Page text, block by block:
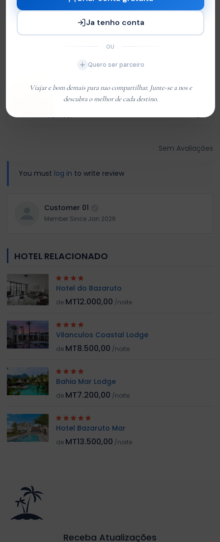
Not rated
Com base em 0 review
Ruim
Terrível
0
Sem Avaliações
You must log in to write review
Customer 01
Member Since Jan 2026
HOTEL RELACIONADO
Hotel do Bazaruto
de MT12.000,00 /noite
Vilanculos Coastal Lodge
de MT8.500,00 /noite
Bahia Mar Lodge
de MT7.200,00 /noite
Hotel Bazaruto Mar
de MT13.500,00 /noite
Receba Atualizações
Ja tenho conta
OU
Quero ser parceiro
Viajar e bom demais para nao compartilhar. Junte-se a nos e
descubra o melhor de cada destino.